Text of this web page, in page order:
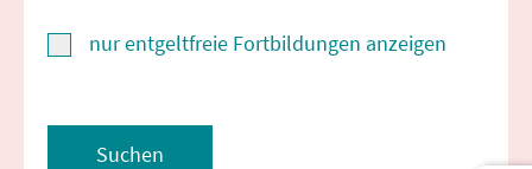
nur entgeltfreie Fortbildungen anzeigen
Suchen